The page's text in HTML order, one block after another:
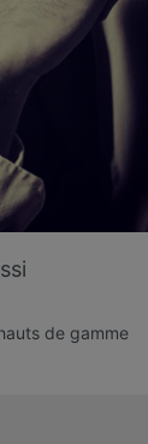
de gamme